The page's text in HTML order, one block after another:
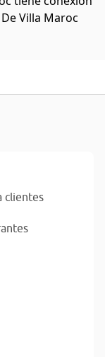
Villa Maroc
clientes